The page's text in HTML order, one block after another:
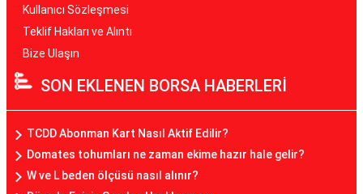
Kullanıcı Sözleşmesi
Teklif Hakları ve Alıntı
Bize Ulaşın
SON EKLENEN BORSA HABERLERİ
TCDD Abonman Kart Nasıl Aktif Edilir?
Domates tohumları ne zaman ekime hazır hale gelir?
W ve L beden ölçüsü nasıl alınır?